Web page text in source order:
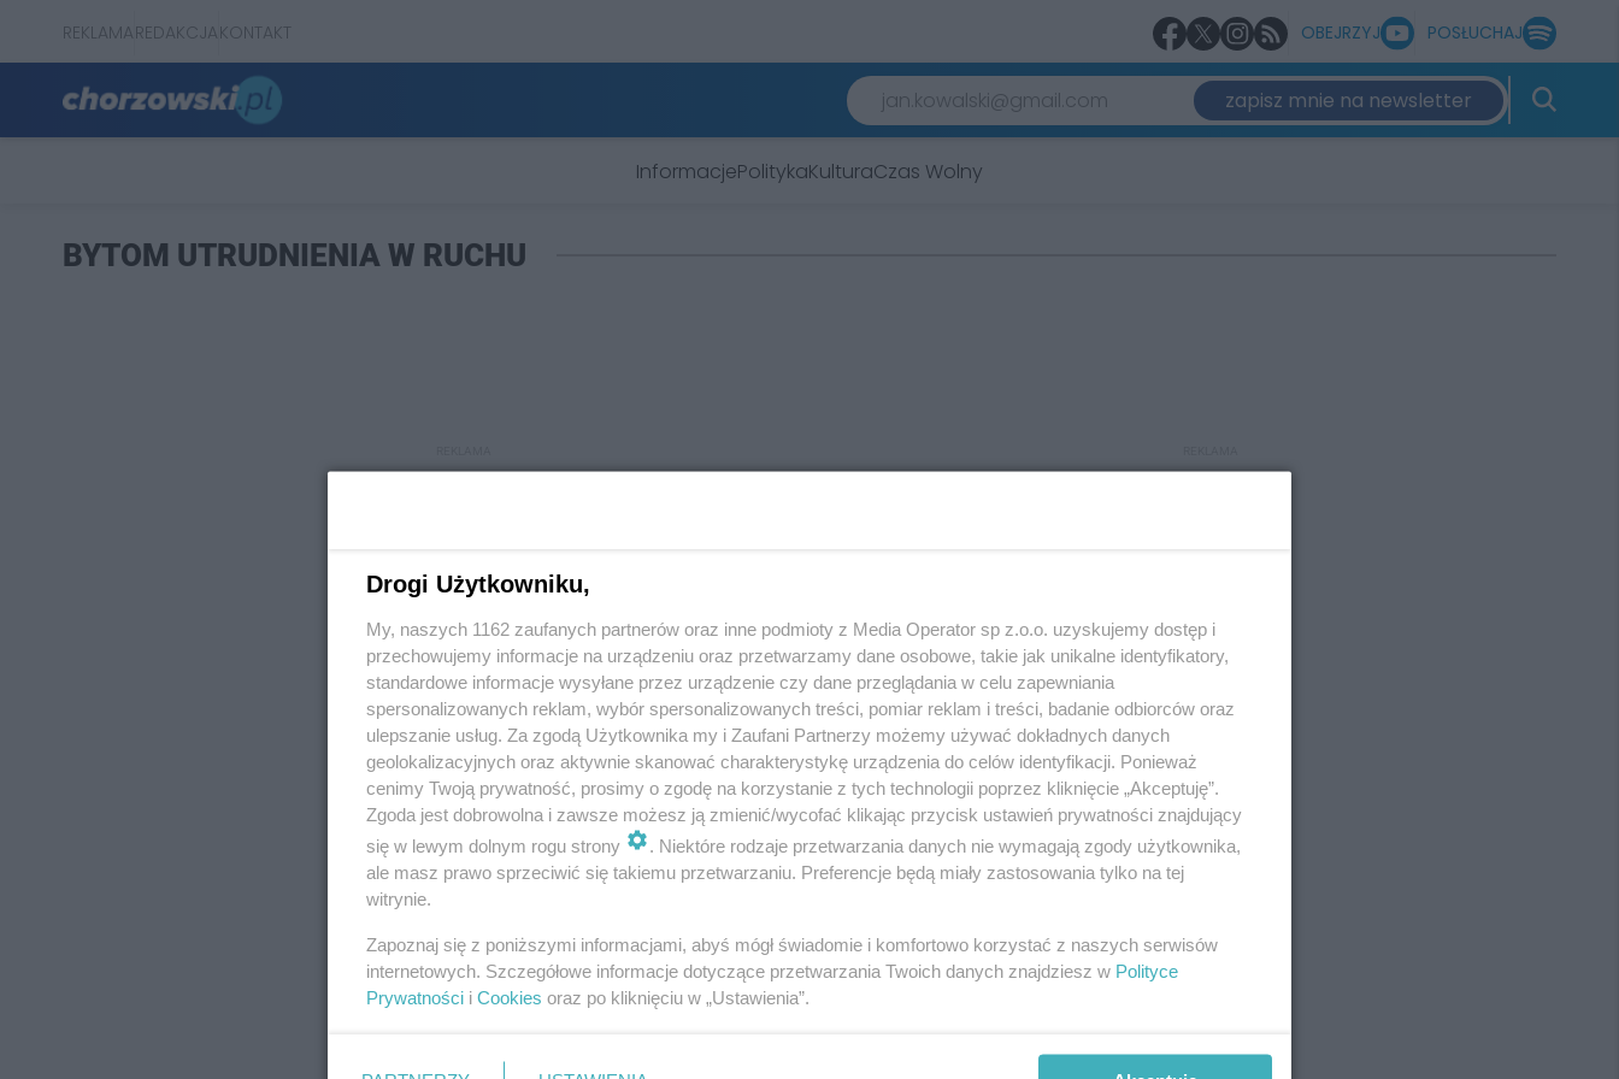
REKLAMAREDAKCJAKONTAKT OBEJRZYJ POSŁUCHAJ
zapisz mnie na newsletter
InformacjePolitykaKulturaCzas Wolny
BYTOM UTRUDNIENIA W RUCHU
REKLAMA REKLAMA
Drogi Użytkowniku,
My, naszych 1162 zaufanych partnerów oraz inne podmioty z Media Operator sp z.o.o. uzyskujemy dostęp i
przechowujemy informacje na urządzeniu oraz przetwarzamy dane osobowe, takie jak unikalne identyfikatory,
standardowe informacje wysyłane przez urządzenie czy dane przeglądania w celu zapewniania
spersonalizowanych reklam, wybór spersonalizowanych treści, pomiar reklam i treści, badanie odbiorców oraz
ulepszanie usług. Za zgodą Użytkownika my i Zaufani Partnerzy możemy używać dokładnych danych
geolokalizacyjnych oraz aktywnie skanować charakterystykę urządzenia do celów identyfikacji. Ponieważ
cenimy Twoją prywatność, prosimy o zgodę na korzystanie z tych technologii poprzez kliknięcie „Akceptuję”.
Zgoda jest dobrowolna i zawsze możesz ją zmienić/wycofać klikając przycisk ustawień prywatności znajdujący
się w lewym dolnym rogu strony
. Niektóre rodzaje przetwarzania danych nie wymagają zgody użytkownika,
ale masz prawo sprzeciwić się takiemu przetwarzaniu. Preferencje będą miały zastosowania tylko na tej
witrynie.
Zapoznaj się z poniższymi informacjami, abyś mógł świadomie i komfortowo korzystać z naszych serwisów
internetowych. Szczegółowe informacje dotyczące przetwarzania Twoich danych znajdziesz w Polityce
Prywatności i Cookies oraz po kliknięciu w „Ustawienia”.